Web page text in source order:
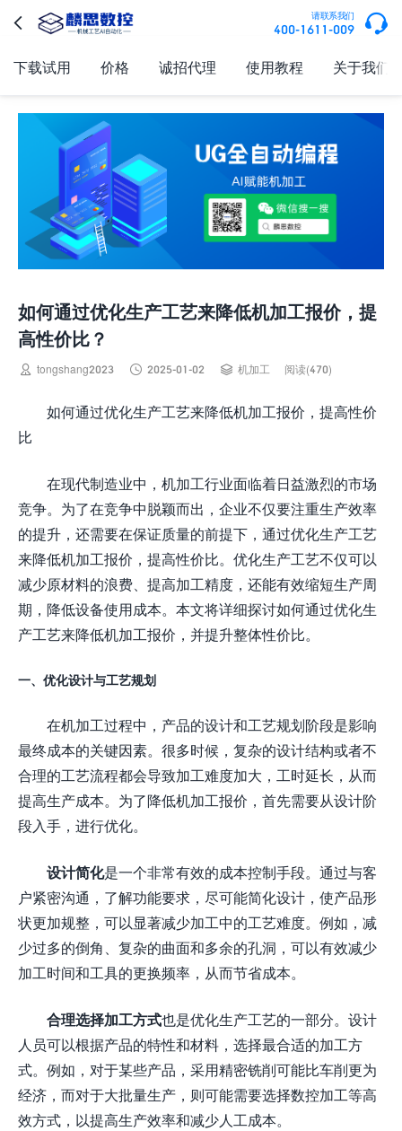
 请联系我们
400-1611-009 
下载试用 价格 诚招代理 使用教程 关于我们
如何通过优化生产工艺来降低机加工报价，提
高性价比？
 tongshang2023  2025-01-02  机加工 阅读(470)
如何通过优化生产工艺来降低机加工报价，提高性价
比
在现代制造业中，机加工行业面临着日益激烈的市场
竞争。为了在竞争中脱颖而出，企业不仅要注重生产效率
的提升，还需要在保证质量的前提下，通过优化生产工艺
来降低机加工报价，提高性价比。优化生产工艺不仅可以
减少原材料的浪费、提高加工精度，还能有效缩短生产周
期，降低设备使用成本。本文将详细探讨如何通过优化生
产工艺来降低机加工报价，并提升整体性价比。
一、优化设计与工艺规划
在机加工过程中，产品的设计和工艺规划阶段是影响
最终成本的关键因素。很多时候，复杂的设计结构或者不
合理的工艺流程都会导致加工难度加大，工时延长，从而
提高生产成本。为了降低机加工报价，首先需要从设计阶
段入手，进行优化。
设计简化是一个非常有效的成本控制手段。通过与客
户紧密沟通，了解功能要求，尽可能简化设计，使产品形
状更加规整，可以显著减少加工中的工艺难度。例如，减
少过多的倒角、复杂的曲面和多余的孔洞，可以有效减少
加工时间和工具的更换频率，从而节省成本。
合理选择加工方式也是优化生产工艺的一部分。设计
人员可以根据产品的特性和材料，选择最合适的加工方
式。例如，对于某些产品，采用精密铣削可能比车削更为
经济，而对于大批量生产，则可能需要选择数控加工等高
效方式，以提高生产效率和减少人工成本。